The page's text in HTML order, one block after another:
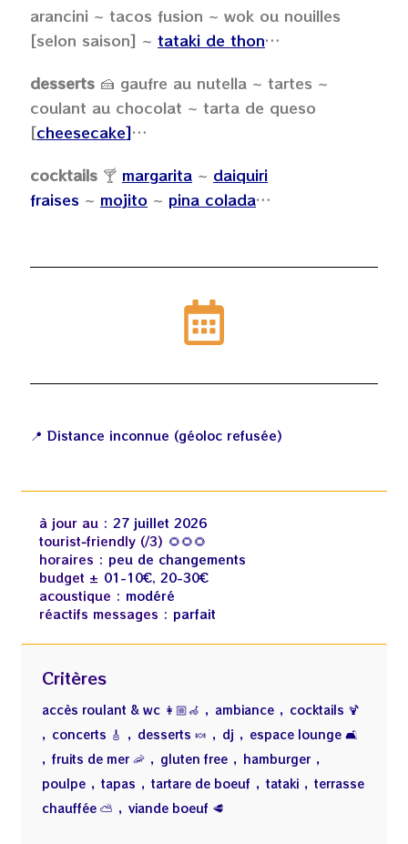
arancini ~ tacos fusion ~ wok ou nouilles
[selon saison] ~ tataki de thon…
desserts 🍰 gaufre au nutella ~ tartes ~
coulant au chocolat ~ tarta de queso
[cheesecake]…
cocktails 🍸 margarita ~ daiquiri
fraises ~ mojito ~ pina colada…
📍 Distance inconnue (géoloc refusée)
à jour au : 27 juillet 2026
tourist‑friendly (/3) 🌻🌻🌻
horaires : peu de changements
budget ± 01-10€, 20-30€
acoustique : modéré
réactifs messages : parfait
Critères
accès roulant & wc 👩🏼‍🦽 , ambiance , cocktails 🍹
, concerts 🎸 , desserts 🍬 , dj , espace lounge 🛋️
,fruits de mer 🦐 , gluten free , hamburger ,
poulpe ,tapas ,tartare de boeuf ,tataki ,terrasse
chauffée ⛅ , viande boeuf 🥩